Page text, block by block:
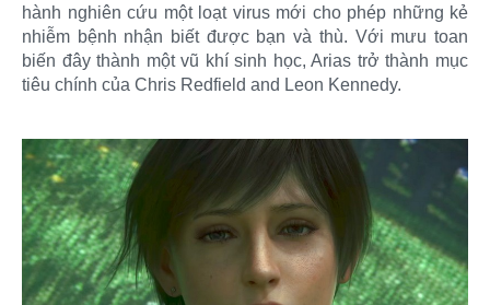
hành nghiên cứu một loạt virus mới cho phép những kẻ
nhiễm bệnh nhận biết được bạn và thù. Với mưu toan
biến đây thành một vũ khí sinh học, Arias trở thành mục
tiêu chính của Chris Redfield and Leon Kennedy.